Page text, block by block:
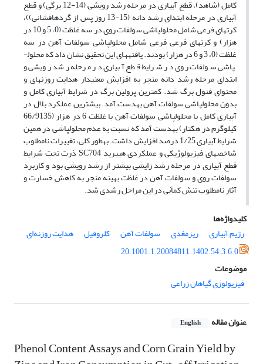
کامل (شاهد)، قطع آبیاری در مرحله رشد رویشی (14-12 برگی) و قطع
آبیاری در مرحله ابتدای رشد دانه (15-13 روز پس از گرده­افشانی))،
کرت­های فرعی شامل محلول­پاشی سولفات روی در سه غلظت (0، 5 و 10 در
هزار) و کرت­های فرعی فرعی شامل محلول­پاشی سولفات آهن در سه
غلظت (0، 3 و 6 در هزار) بودند. یافته­های این تحقیق نشان داد که محلول­
پاشی سولفات روی در شرایط قطع آبیاری در مرحله رشد رویشی و
ابتدای مرحله رشد دانه منجر به افزایش معنی­دار هدایت روزنه­ای و
محتوای فنول برگ شد. کمترین پرولین برگ در شرایط آبیاری کامل و
بدون محلول­پاشی سولفات آهن به­دست آمد. بیش­ترین عملکرد بلال در
آبیاری کامل با محلول­پاشی سولفات آهن با غلظت 6 در هزار (66/9135
کیلوگرم در هکتار) به­دست آمد که نسبت به عدم محلول­پاشی در همین
شرایط آبیاری 1/25 درصد افزایش داشت. به­طور کلی، تغییرات نامطلوب
شاخص­های فیزیولوژیکی و عملکردی هیبرید SC704 ذرت تحت شرایط
قطع آبیاری در مرحله رشد زایشی بیش­تر از رشد رویشی بود و کاربرد
سولفات روی و سولفات آهن در غلظت بهینه منجر به کاهش خسارت و
آثار نامطلوب تنش کم­آبی در این مراحل رشدی شد.
کلیدواژه‌ها
رژیم آبیاری
ریز‌مغذی سولفات آهن کلروفیل
هدایت روزنه‌ای
20.1001.1.20084811.1402.54.3.6.0
موضوعات
فیزیولوژی گیاهان زراعی
عنوان مقاله English
Phenol Content Assays and Corn Grain Yield by